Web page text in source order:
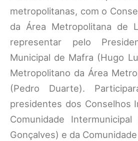
metropolitanas, com o
da Área Metropolitana de
representar pelo
Municipal de Mafra (Hugo
Metropolitano da Área
(Pedro Duarte).
presidentes dos Conselhos
Comunidade
Gonçalves) e da